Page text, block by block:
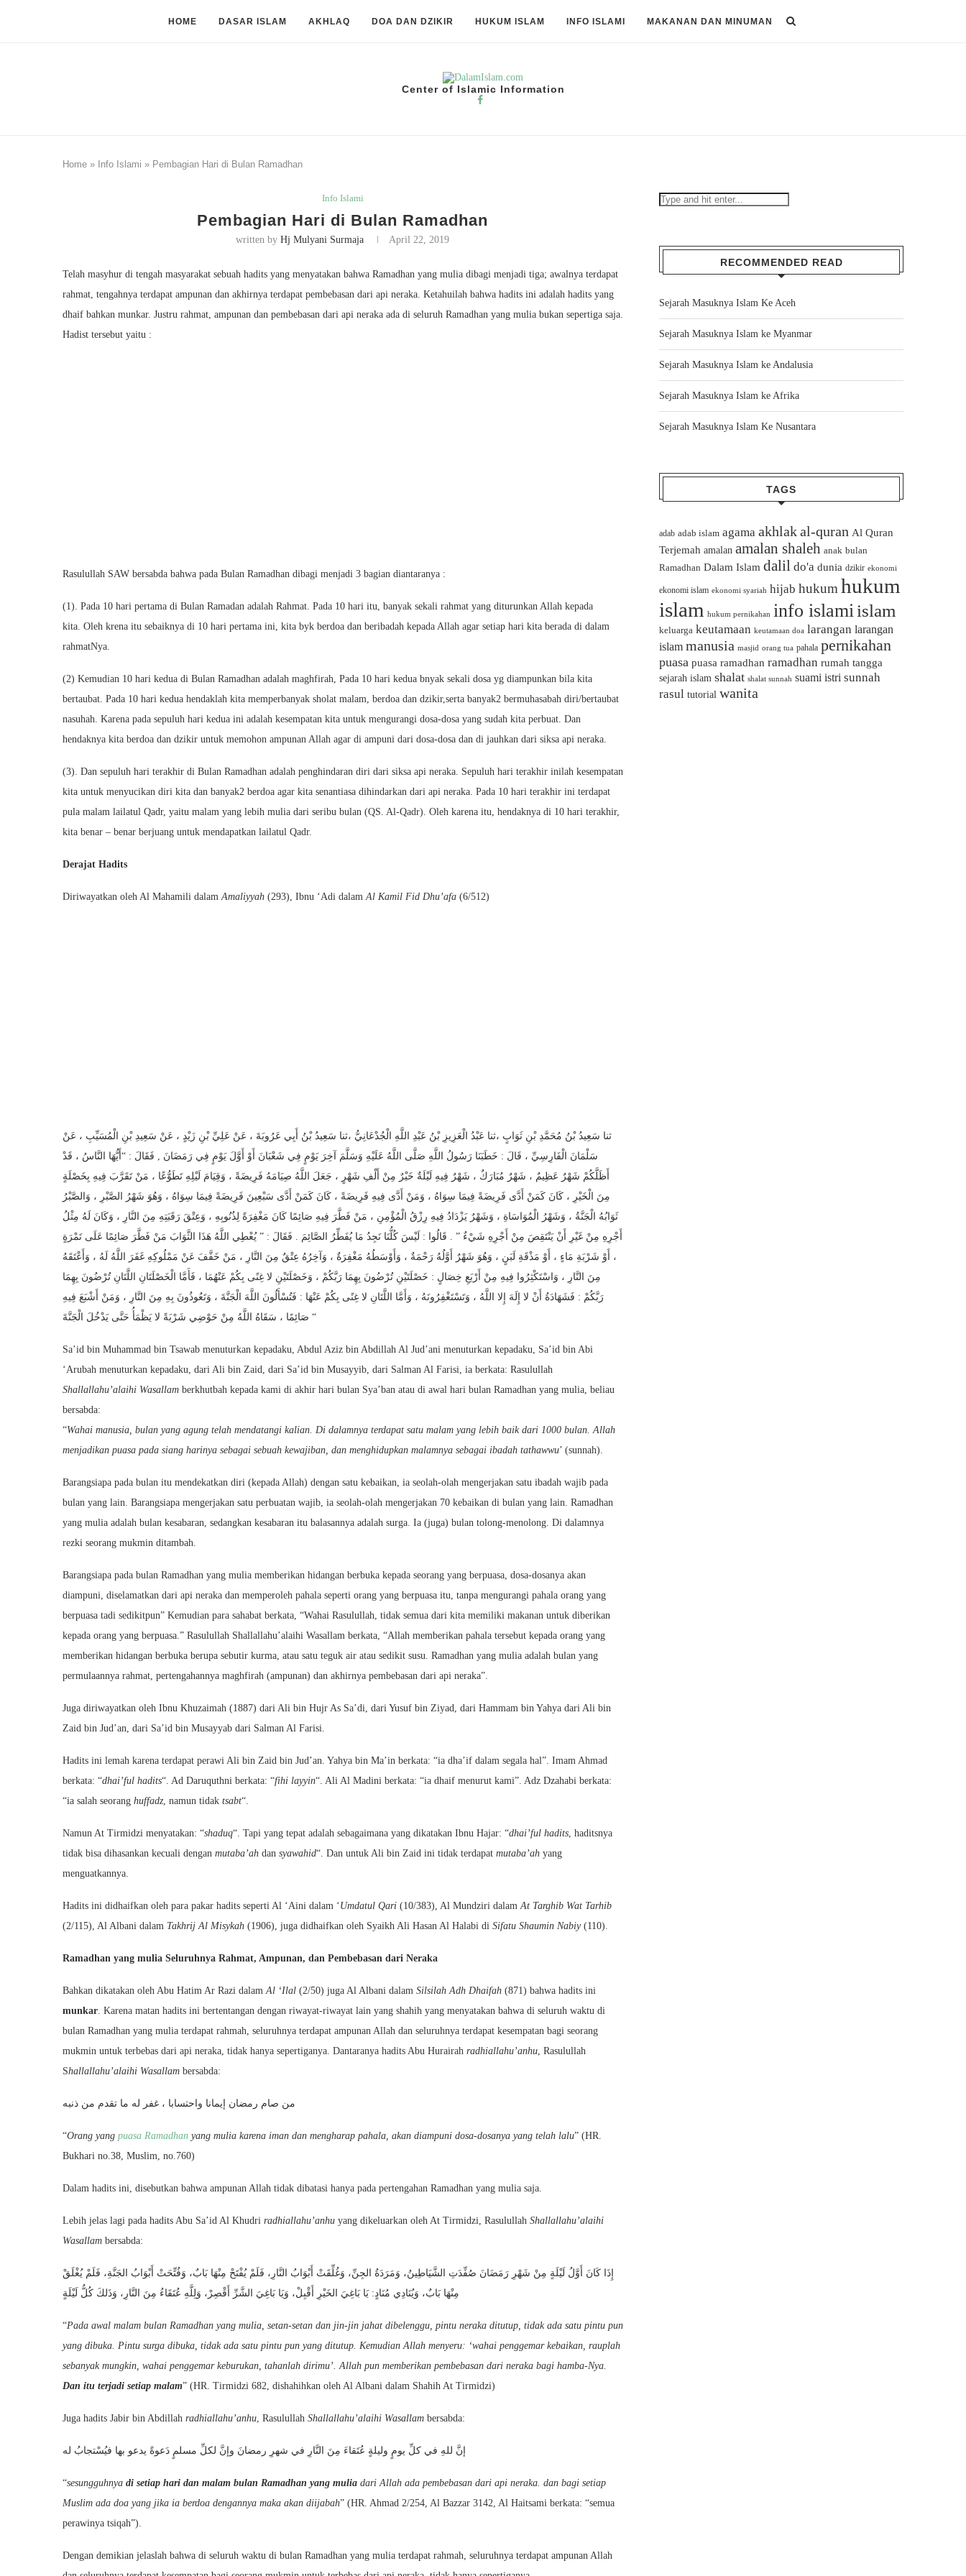
HOME DASAR ISLAM AKHLAQ DOA DAN DZIKIR HUKUM ISLAM INFO ISLAMI MAKANAN DAN MINUMAN
Center of Islamic Information
Home » Info Islami » Pembagian Hari di Bulan Ramadhan
Info Islami
Pembagian Hari di Bulan Ramadhan
written byHj Mulyani Surmaja April 22, 2019
Telah masyhur di tengah masyarakat sebuah hadits yang menyatakan bahwa Ramadhan yang mulia dibagi menjadi tiga; awalnya terdapat
rahmat, tengahnya terdapat ampunan dan akhirnya terdapat pembebasan dari api neraka. Ketahuilah bahwa hadits ini adalah hadits yang
dhaif bahkan munkar. Justru rahmat, ampunan dan pembebasan dari api neraka ada di seluruh Ramadhan yang mulia bukan sepertiga saja.
Hadist tersebut yaitu :
Rasulullah SAW bersabda bahwa pada Bulan Ramadhan dibagi menjadi 3 bagian diantaranya :
(1). Pada 10 hari pertama di Bulan Ramadan adalah Rahmat. Pada 10 hari itu, banyak sekali rahmat yang diturunkan Allah kepada
kita. Oleh krena itu sebaiknya di 10 hari pertama ini, kita byk berdoa dan beribadah kepada Allah agar setiap hari kita berada di dalam
rahmatNya.
(2) Kemudian 10 hari kedua di Bulan Ramadhan adalah maghfirah, Pada 10 hari kedua bnyak sekali dosa yg diampunkan bila kita
bertaubat. Pada 10 hari kedua hendaklah kita memperbanyak sholat malam, berdoa dan dzikir,serta banyak2 bermuhasabah diri/bertaubat
nasuhah. Karena pada sepuluh hari kedua ini adalah kesempatan kita untuk mengurangi dosa-dosa yang sudah kita perbuat. Dan
hendaknya kita berdoa dan dzikir untuk memohon ampunan Allah agar di ampuni dari dosa-dosa dan di jauhkan dari siksa api neraka.
(3). Dan sepuluh hari terakhir di Bulan Ramadhan adalah penghindaran diri dari siksa api neraka. Sepuluh hari terakhir inilah kesempatan
kita untuk menyucikan diri kita dan banyak2 berdoa agar kita senantiasa dihindarkan dari api neraka. Pada 10 hari terakhir ini terdapat
pula malam lailatul Qadr, yaitu malam yang lebih mulia dari seribu bulan (QS. Al-Qadr). Oleh karena itu, hendaknya di 10 hari terakhir,
kita benar – benar berjuang untuk mendapatkan lailatul Qadr.
Derajat Hadits
Diriwayatkan oleh Al Mahamili dalamAmaliyyah (293), Ibnu ‘Adi dalamAl Kamil Fid Dhu’afa (6/512)
ثنا سَعِيدُ بْنُ مُحَمَّدِ بْنِ ثَوَابٍ ،ثنا عَبْدُ الْعَزِيزِ بْنُ عَبْدِ اللَّهِ الْجُدْعَانِيُّ ،ثنا سَعِيدُ بْنُ أَبِي عَرُوبَةَ ، عَنْ عَلِيِّ بْنِ زَيْدٍ ، عَنْ سَعِيدِ بْنِ الْمُسَيِّبِ ، عَنْ
سَلْمَانَ الْفَارِسِيِّ ، قَالَ : خَطَبَنَا رَسُولُ اللَّهِ صَلَّى اللَّهُ عَلَيْهِ وَسَلَّمَ آخِرَ يَوْمٍ فِي شَعْبَانَ أَوْ أَوَّلَ يَوْمٍ فِي رَمَضَانَ , فَقَالَ : “أَيُّهَا النَّاسُ ، قَدْ
أَظَلَّكُمْ شَهْرٌ عَظِيمٌ ، شَهْرٌ مُبَارَكٌ ، شَهْرٌ فِيهِ لَيْلَةٌ خَيْرٌ مِنْ أَلْفِ شَهْرٍ ، جَعَلَ اللَّهُ صِيَامَهُ فَرِيضَةً ، وَقِيَامَ لَيْلِهِ تَطَوُّعًا ، مَنْ تَقَرَّبَ فِيهِ بِخَصْلَةٍ
مِنَ الْخَيْرِ ، كَانَ كَمَنْ أَدَّى فَرِيضَةً فِيمَا سِوَاهُ ، وَمَنْ أَدَّى فِيهِ فَرِيضَةً ، كَانَ كَمَنْ أَدَّى سَبْعِينَ فَرِيضَةً فِيمَا سِوَاهُ ، وَهُوَ شَهْرُ الصَّبْرِ ، وَالصَّبْرُ
ثَوَابُهُ الْجَنَّةُ ، وَشَهْرُ الْمُوَاسَاةِ ، وَشَهْرٌ يَزْدَادُ فِيهِ رِزْقُ الْمُؤْمِنِ ، مَنْ فَطَّرَ فِيهِ صَائِمًا كَانَ مَغْفِرَةً لِذُنُوبِهِ ، وَعِتْقَ رَقَبَتِهِ مِنَ النَّارِ ، وَكَانَ لَهُ مِثْلُ
أَجْرِهِ مِنْ غَيْرِ أَنْ يَنْتَقِصَ مِنْ أَجْرِهِ شَيْءٌ ” . قَالُوا : لَيْسَ كُلُّنَا نَجِدُ مَا يُفَطِّرُ الصَّائِمَ . فَقَالَ : ” يُعْطِي اللَّهُ هَذَا الثَّوَابَ مَنْ فَطَّرَ صَائِمًا عَلَى تَمْرَةٍ
، أَوْ شَرْبَةِ مَاءٍ ، أَوْ مَذْقَةِ لَبَنٍ ، وَهُوَ شَهْرٌ أَوَّلُهُ رَحْمَةٌ ، وَأَوْسَطُهُ مَغْفِرَةٌ ، وَآخِرُهُ عِتْقٌ مِنَ النَّارِ ، مَنْ خَفَّفَ عَنْ مَمْلُوكِهِ غَفَرَ اللَّهُ لَهُ ، وَأَعْتَقَهُ
مِنَ النَّارِ ، وَاسْتَكْثِرُوا فِيهِ مِنْ أَرْبَعِ خِصَالٍ : خَصْلَتَيْنِ تُرْضُونَ بِهِمَا رَبَّكُمْ ، وَخَصْلَتَيْنِ لا غِنًى بِكُمْ عَنْهُمَا ، فَأَمَّا الْخَصْلَتَانِ اللَّتَانِ تُرْضُونَ بِهِمَا
رَبَّكُمْ : فَشَهَادَةُ أَنْ لا إِلَهَ إِلا اللَّهُ ، وَتَسْتَغْفِرُونَهُ ، وَأَمَّا اللَّتَانِ لا غِنًى بِكُمْ عَنْهَا : فَتُسْأَلُونَ اللَّهَ الْجَنَّةَ ، وَتَعُوذُونَ بِهِ مِنَ النَّارِ ، وَمَنْ أَشْبَعَ فِيهِ
صَائِمًا ، سَقَاهُ اللَّهُ مِنْ حَوْضِي شَرْبَةً لا يَظْمَأُ حَتَّى يَدْخُلَ الْجَنَّةَ “
Sa’id bin Muhammad bin Tsawab menuturkan kepadaku, Abdul Aziz bin Abdillah Al Jud’ani menuturkan kepadaku, Sa’id bin Abi
‘Arubah menuturkan kepadaku, dari Ali bin Zaid, dari Sa’id bin Musayyib, dari Salman Al Farisi, ia berkata: Rasulullah
Shallallahu’alaihi Wasallam berkhutbah kepada kami di akhir hari bulan Sya’ban atau di awal hari bulan Ramadhan yang mulia, beliau
bersabda:
“Wahai manusia, bulan yang agung telah mendatangi kalian. Di dalamnya terdapat satu malam yang lebih baik dari 1000 bulan. Allah
menjadikan puasa pada siang harinya sebagai sebuah kewajiban, dan menghidupkan malamnya sebagai ibadah tathawwu’ (sunnah).
Barangsiapa pada bulan itu mendekatkan diri (kepada Allah) dengan satu kebaikan, ia seolah-olah mengerjakan satu ibadah wajib pada
bulan yang lain. Barangsiapa mengerjakan satu perbuatan wajib, ia seolah-olah mengerjakan 70 kebaikan di bulan yang lain. Ramadhan
yang mulia adalah bulan kesabaran, sedangkan kesabaran itu balasannya adalah surga. Ia (juga) bulan tolong-menolong. Di dalamnya
rezki seorang mukmin ditambah.
Barangsiapa pada bulan Ramadhan yang mulia memberikan hidangan berbuka kepada seorang yang berpuasa, dosa-dosanya akan
diampuni, diselamatkan dari api neraka dan memperoleh pahala seperti orang yang berpuasa itu, tanpa mengurangi pahala orang yang
berpuasa tadi sedikitpun” Kemudian para sahabat berkata, “Wahai Rasulullah, tidak semua dari kita memiliki makanan untuk diberikan
kepada orang yang berpuasa.” Rasulullah Shallallahu’alaihi Wasallam berkata, “Allah memberikan pahala tersebut kepada orang yang
memberikan hidangan berbuka berupa sebutir kurma, atau satu teguk air atau sedikit susu. Ramadhan yang mulia adalah bulan yang
permulaannya rahmat, pertengahannya maghfirah (ampunan) dan akhirnya pembebasan dari api neraka”.
Juga diriwayatkan oleh Ibnu Khuzaimah (1887) dari Ali bin Hujr As Sa’di, dari Yusuf bin Ziyad, dari Hammam bin Yahya dari Ali bin
Zaid bin Jud’an, dari Sa’id bin Musayyab dari Salman Al Farisi.
Hadits ini lemah karena terdapat perawi Ali bin Zaid bin Jud’an. Yahya bin Ma’in berkata: “ia dha’if dalam segala hal”. Imam Ahmad
berkata: “dhai’ful hadits“. Ad Daruquthni berkata: “fihi layyin“. Ali Al Madini berkata: “ia dhaif menurut kami”. Adz Dzahabi berkata:
“ia salah seorang huffadz, namun tidak tsabt“.
Namun At Tirmidzi menyatakan: “shaduq“. Tapi yang tepat adalah sebagaimana yang dikatakan Ibnu Hajar: “dhai’ful hadits, haditsnya
tidak bisa dihasankan kecuali dengan mutaba’ah dan syawahid“. Dan untuk Ali bin Zaid ini tidak terdapat mutaba’ah yang
menguatkannya.
Hadits ini didhaifkan oleh para pakar hadits seperti Al ‘Aini dalam ‘Umdatul Qari (10/383), Al Mundziri dalamAt Targhib Wat Tarhib
(2/115), Al Albani dalam Takhrij Al Misykah (1906), juga didhaifkan oleh Syaikh Ali Hasan Al Halabi di Sifatu Shaumin Nabiy (110).
Ramadhan yang mulia Seluruhnya Rahmat, Ampunan, dan Pembebasan dari Neraka
Bahkan dikatakan oleh Abu Hatim Ar Razi dalamAl ‘Ilal (2/50) juga Al Albani dalam Silsilah Adh Dhaifah (871) bahwa hadits ini
munkar. Karena matan hadits ini bertentangan dengan riwayat-riwayat lain yang shahih yang menyatakan bahwa di seluruh waktu di
bulan Ramadhan yang mulia terdapat rahmah, seluruhnya terdapat ampunan Allah dan seluruhnya terdapat kesempatan bagi seorang
mukmin untuk terbebas dari api neraka, tidak hanya sepertiganya. Dantaranya hadits Abu Hurairah radhiallahu’anhu, Rasulullah
Shallallahu’alaihi Wasallam bersabda:
من صام رمضان إيمانا واحتسابا ، غفر له ما تقدم من ذنبه
“Orang yang puasa Ramadhan yang mulia karena iman dan mengharap pahala, akan diampuni dosa-dosanya yang telah lalu” (HR.
Bukhari no.38, Muslim, no.760)
Dalam hadits ini, disebutkan bahwa ampunan Allah tidak dibatasi hanya pada pertengahan Ramadhan yang mulia saja.
Lebih jelas lagi pada hadits Abu Sa’id Al Khudri radhiallahu’anhu yang dikeluarkan oleh At Tirmidzi, Rasulullah Shallallahu’alaihi
Wasallam bersabda:
إِذَا كَانَ أَوَّلُ لَيْلَةٍ مِنْ شَهْرِ رَمَضَانَ صُفِّدَتِ الشَّيَاطِينُ، وَمَرَدَةُ الجِنِّ، وَغُلِّقَتْ أَبْوَابُ النَّارِ، فَلَمْ يُفْتَحْ مِنْهَا بَابٌ، وَفُتِّحَتْ أَبْوَابُ الجَنَّةِ، فَلَمْ يُغْلَقْ
مِنْهَا بَابٌ، وَيُنَادِي مُنَادٍ: يَا بَاغِيَ الخَيْرِ أَقْبِلْ، وَيَا بَاغِيَ الشَّرِّ أَقْصِرْ، وَلِلَّهِ عُتَقَاءُ مِنَ النَّارِ، وَذَلكَ كُلُّ لَيْلَةٍ
“Pada awal malam bulan Ramadhan yang mulia, setan-setan dan jin-jin jahat dibelenggu, pintu neraka ditutup, tidak ada satu pintu pun
yang dibuka. Pintu surga dibuka, tidak ada satu pintu pun yang ditutup. Kemudian Allah menyeru: ‘wahai penggemar kebaikan, rauplah
sebanyak mungkin, wahai penggemar keburukan, tahanlah dirimu’. Allah pun memberikan pembebasan dari neraka bagi hamba-Nya.
Dan itu terjadi setiap malam” (HR. Tirmidzi 682, dishahihkan oleh Al Albani dalam Shahih At Tirmidzi)
Juga hadits Jabir bin Abdillah radhiallahu’anhu, Rasulullah Shallallahu’alaihi Wasallam bersabda:
إنَّ للهِ في كلِّ يومٍ وليلةٍ عُتَقاءَ مِنَ النَّارِ في شهرِ رمضانَ وإنَّ لكلِّ مسلمٍ دَعوةً يدعو بها فيُسْتجابُ له
“sesungguhnya di setiap hari dan malam bulan Ramadhan yang mulia dari Allah ada pembebasan dari api neraka. dan bagi setiap
Muslim ada doa yang jika ia berdoa dengannya maka akan diijabah” (HR. Ahmad 2/254, Al Bazzar 3142, Al Haitsami berkata: “semua
perawinya tsiqah”).
Dengan demikian jelaslah bahwa di seluruh waktu di bulan Ramadhan yang mulia terdapat rahmah, seluruhnya terdapat ampunan Allah
RECOMMENDED READ
Sejarah Masuknya Islam Ke Aceh
Sejarah Masuknya Islam ke Myanmar
Sejarah Masuknya Islam ke Andalusia
Sejarah Masuknya Islam ke Afrika
Sejarah Masuknya Islam Ke Nusantara
TAGS
adab adab islam agama akhlakal-quran Al Quran
Terjemah amalan amalan shaleh anak bulan
Ramadhan Dalam Islam dalil do'a dunia dzikir ekonomi
ekonomi islam ekonomi syariah hijab hukum hukum
islam hukum pernikahan info islamiislam
keluarga keutamaan keutamaan doa larangan larangan
islam manusia masjid orang tua pahala pernikahan
puasa puasa ramadhan ramadhan rumah tangga
sejarah islam shalat shalat sunnah suami istri sunnah
rasul tutorial wanita